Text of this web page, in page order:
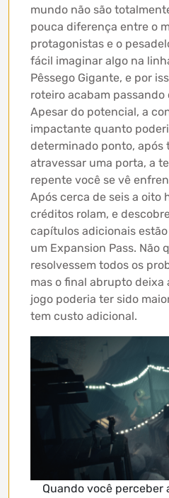
mundo não são
pouca diferença entre o
protagonistas e o
fácil imaginar algo na
Pêssego Gigante, e por
roteiro acabam passando
Apesar do potencial, a
impactante quanto
determinado ponto, após
atravessar uma porta, a
repente você se vê
Após cerca de seis a oito
créditos rolam, e
capítulos adicionais
um Expansion Pass. Não
resolvessem todos os
mas o final abrupto deixa
jogo poderia ter sido
tem custo adicional.
Quando você perceber